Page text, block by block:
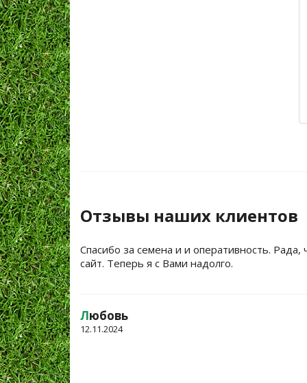
Отзывы наших клиентов
Спасибо за семена и и оперативность. Рада,
сайт. Теперь я с Вами надолго.
Любовь
12.11.2024